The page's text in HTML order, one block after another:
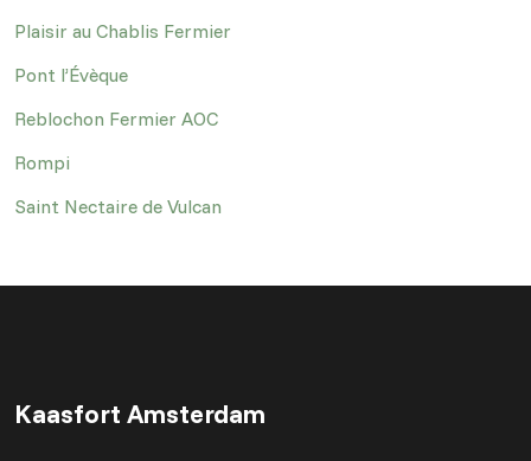
Plaisir au Chablis Fermier
Pont l’Évèque
Reblochon Fermier AOC
Rompi
Saint Nectaire de Vulcan
Kaasfort Amsterdam